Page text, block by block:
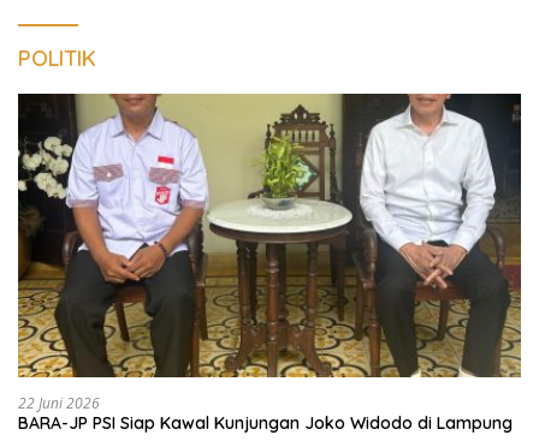
POLITIK
22 Juni 2026
BARA-JP PSI Siap Kawal Kunjungan Joko Widodo di Lampung